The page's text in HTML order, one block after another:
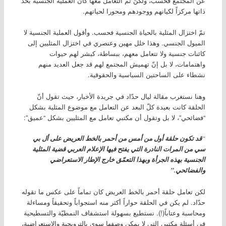
ذاتها مركزاً لكيانهم ووجودهم ومحورا لحياتهم.
تمّ اختزال المثلية بالحياة الجنسية فحسب. وأقول العملية الجنسية لا
الميول الجنسي. وهذا خلل مهين وعنصري في اختزال المثليين إلى
كائنات جنسية ولا تتعامل معهم، ببساطة، كبشر لهم حيوات
واهتمامات، لا بل إنّ تهميش المجتمع لهم قد جعل العديد منهم
نشطاء على الساحتين السياسية والحقوقية.
وهنا نستغرب مقالة ليال حدّاد في جريدة الأخبار، حيث تقول أنّ
الحلقة كانت بعيدة كلّ البعد عن التعامل مع موضوع المثلية بشكل
“فضائحي”، لا بل وتقول أن مكتبي تعامل مع المثليين بشكل “عميق”:
“قد تكون حلقة أول من أمس من أحمر بالخط العريض على أل بي
سي من المرات النادرة التي يفتح فيها الإعلام العربي قضية المثلية
الجنسية بهذه الجرأة وبهذا التعمّق خارج الإطار الاستعراضي
والفضائحي.”
لكن تعامل حلقة أحمر بالخط العريض كان تماماً على عكس ما تقوله
حدّاد. لم يكن في الحلقة حواراً أكثر منه استجواباً وتحقيقاً ومساءلة
ومحاسبة وعتاباً(!). نستطيع بسهولة استشفاف النمطيّة والتسطيحية
في أسئلة مكتبي التي لا يمكن وصفها سوى بالترويجية والاستعراضية،